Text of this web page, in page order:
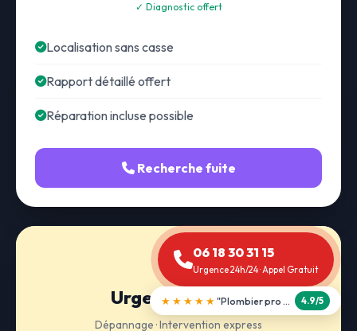
✓ Diagnostic offert
Localisation sans casse
Rapport détaillé offert
Réparation incluse possible
Recherche fuite
Urgence 24h/24
Dépannage · Intervention express
06 18 30 31 15
Urgence 24h/24 · Appel Gratuit
★★★★★ "Débouchage WC en 30 min" 5.0/5